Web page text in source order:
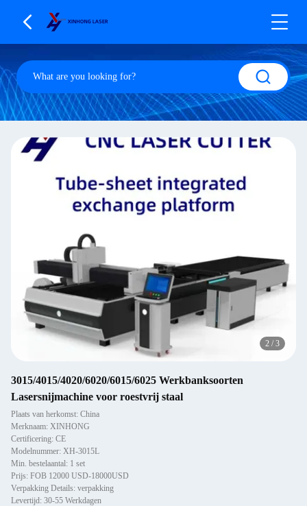
2 / 3
3015/4015/4020/6020/6015/6025 Werkbanksoorten
Lasersnijmachine voor roestvrij staal
Plaats van herkomst: China
Merknaam: XINHONG
Certificering: CE
Modelnummer: XH-3015L
Min. bestelaantal: 1 set
Prijs: FOB 12000 USD-18000USD
Verpakking Details: verpakking
Levertijd: 30-55 Werkdagen